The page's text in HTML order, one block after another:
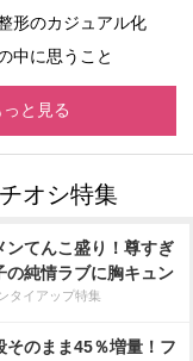
形のカジュアル化
中に思うこと
っと見る
ンてんこ盛り！尊すぎ
の純情ラブに胸キュン
タイアップ特集
そのまま45％増量！フ